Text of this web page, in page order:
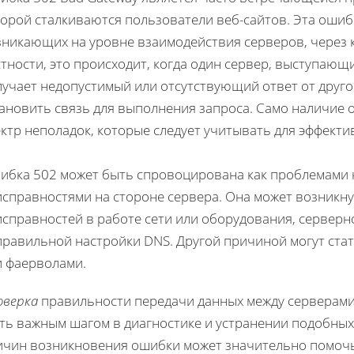
сталкиваются пользователи веб-сайтов. Эта
на уровне взаимодействия серверов, через
это происходит, когда один сервер,
недопустимый или отсутствующий ответ от
связь для выполнения запроса. Само
неполадок, которые следует учитывать для
502 может быть спровоцирована как проблемами
на стороне сервера. Она может
в работе сети или оборудования,
настройки DNS. Другой причиной могут
фаерволами.
правильности передачи данных между
важным шагом в диагностике и устранении
возникновения ошибки может значительно